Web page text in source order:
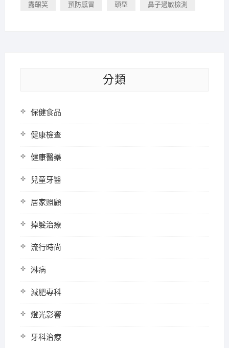
露齦笑 預防感冒 頭型 鼻子過敏檢測
分類
保健食品
健康檢查
健康醫藥
兒童牙醫
居家照顧
掉髮治療
流行時尚
淋病
減肥專科
燈光影響
牙科治療